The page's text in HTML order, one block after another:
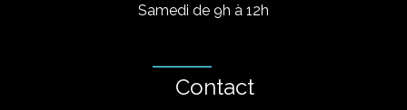
Samedi de 9h à 12h
Contact